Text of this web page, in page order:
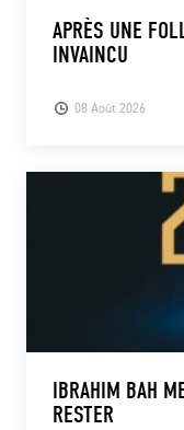
08 Août 2026
APRÈS UNE
INVAINCU
IBRAHIM BAH
RESTER